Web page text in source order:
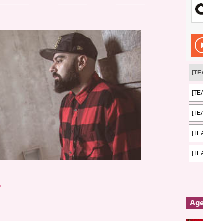
de 2026 en Fuengirola
FOTOS
retumbó ferozmente en Fuengirola.
REPORTAJES
de Nintendo Vol. 2 PUBLICACIONES